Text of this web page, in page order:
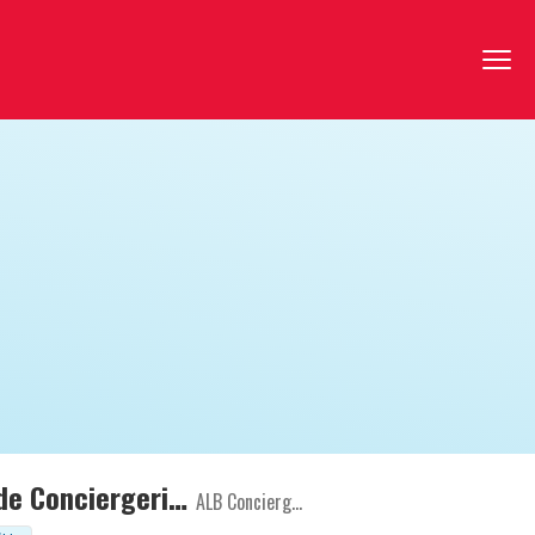
Entrepreneur Immobilier (H/F) - Rejoignez le 1er réseau de Conciergerie en France ALB Conciergerie